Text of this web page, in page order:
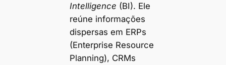
Intelligence (BI). Ele
reúne informações
dispersas em ERPs
(Enterprise Resource
Planning), CRMs